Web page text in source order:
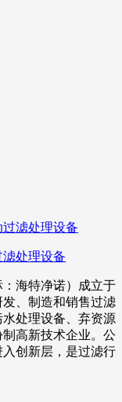
滤处理设备
海特净诺）成立于
、制造和销售过滤
处理设备、弃资源
高新技术企业。公
入创新层，是过滤行